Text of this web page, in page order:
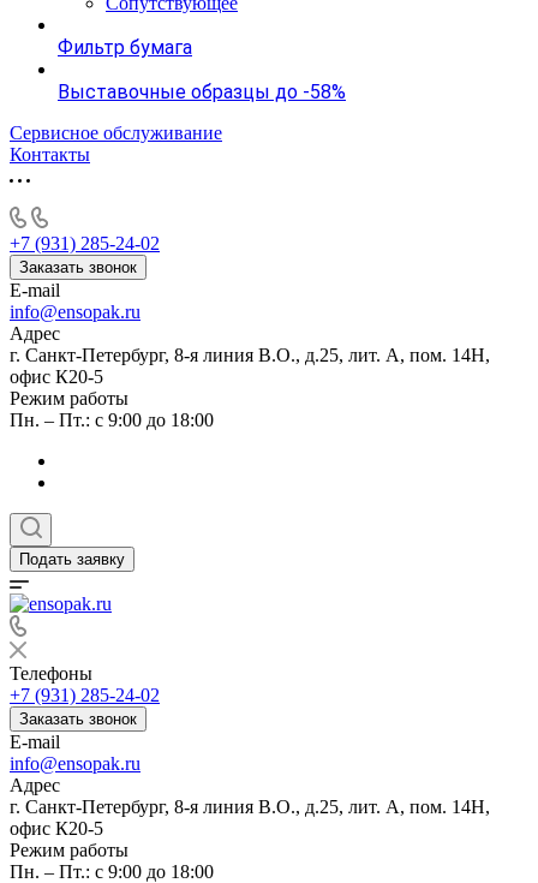
Фильтр бумага
Выставочные образцы до -58%
Сервисное обслуживание
Контакты
+7 (931) 285-24-02
Заказать звонок
E-mail
info@ensopak.ru
Адрес
г. Санкт-Петербург, 8-я линия В.О., д.25, лит. А, пом. 14Н,
офис К20-5
Режим работы
Пн. – Пт.: с 9:00 до 18:00
Подать заявку
Телефоны
+7 (931) 285-24-02
Заказать звонок
E-mail
info@ensopak.ru
Адрес
г. Санкт-Петербург, 8-я линия В.О., д.25, лит. А, пом. 14Н,
офис К20-5
Режим работы
Пн. – Пт.: с 9:00 до 18:00